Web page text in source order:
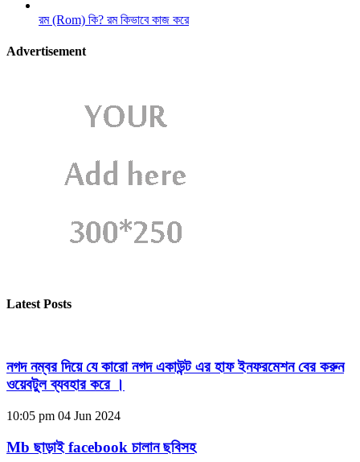
রম (Rom) কি? রম কিভাবে কাজ করে
Advertisement
Latest Posts
নগদ নম্বর দিয়ে যে কারো নগদ একাউন্ট এর হাফ ইনফরমেশন বের করুন
ওয়েবটুল ব্যবহার করে ।
10:05 pm 04 Jun 2024
Mb ছাড়াই facebook চালান ছবিসহ